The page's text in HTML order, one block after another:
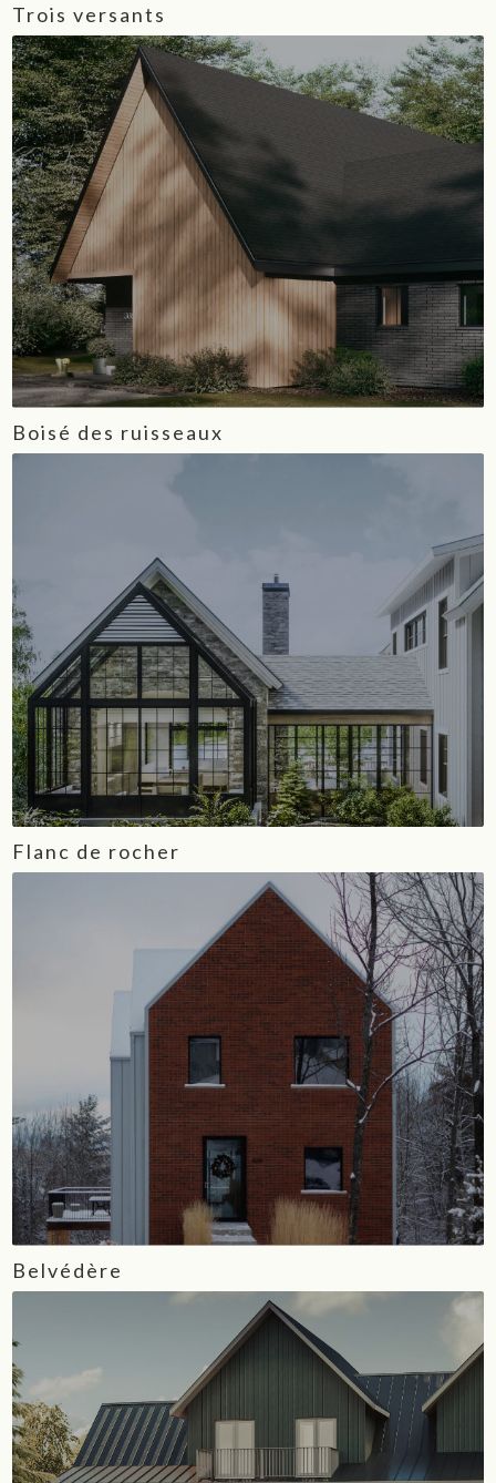
Trois versants
Boisé des ruisseaux
Flanc de rocher
Belvédère